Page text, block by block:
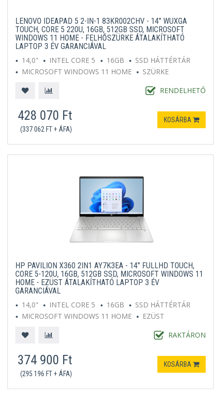
LENOVO IDEAPAD 5 2-IN-1 83KR002CHV - 14" WUXGA
TOUCH, CORE 5 220U, 16GB, 512GB SSD, MICROSOFT
WINDOWS 11 HOME - FELHŐSZÜRKE ÁTALAKÍTHATÓ
LAPTOP 3 ÉV GARANCIÁVAL
14,0"
INTEL CORE 5 16GB
SSD HÁTTÉRTÁR
MICROSOFT WINDOWS 11 HOME
SZÜRKE
RENDELHETŐ
428 070 Ft
(337 062 FT + ÁFA)
KOSÁRBA
HP PAVILION X360 2IN1 AY7K3EA - 14" FULLHD TOUCH,
CORE 5-120U, 16GB, 512GB SSD, MICROSOFT WINDOWS 11
HOME - EZÜST ÁTALAKÍTHATÓ LAPTOP 3 ÉV
GARANCIÁVAL
14,0"
INTEL CORE 5 16GB
SSD HÁTTÉRTÁR
MICROSOFT WINDOWS 11 HOME
EZÜST
RAKTÁRON
374 900 Ft
(295 196 FT + ÁFA)
KOSÁRBA